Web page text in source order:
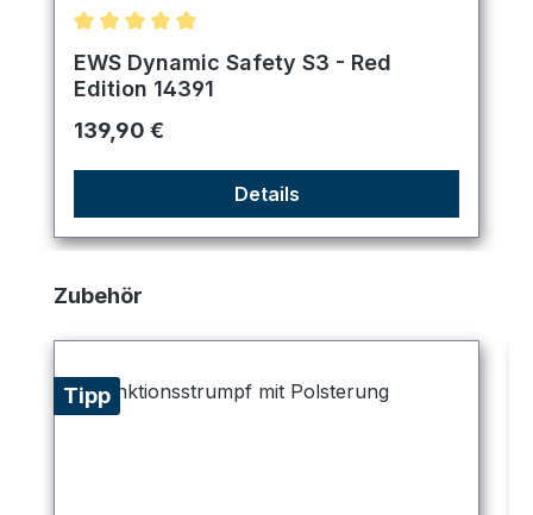
Durchschnittliche Bewertung von 4.89 von 5
EWS Dynamic Safety S3 - Red
Edition 14391
Regulärer Preis:
139,90 €
Details
Produktgalerie überspringen
Zubehör
Tipp